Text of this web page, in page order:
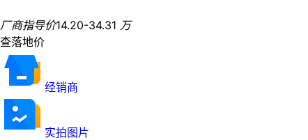
厂商指导价14.20-34.31 万
查落地价
经销商
实拍图片